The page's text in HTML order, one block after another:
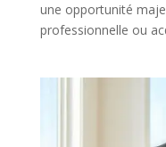
une opportunité
professionnelle ou